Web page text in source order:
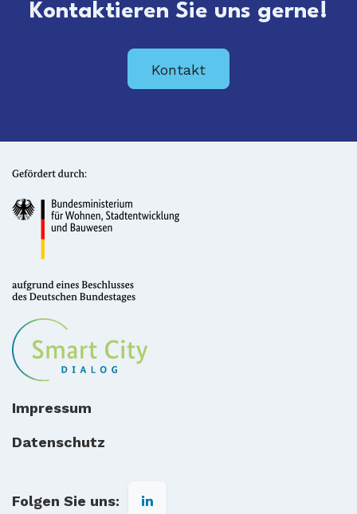
Kontaktieren Sie uns gerne!
Kontakt
Impressum
Datenschutz
Folgen Sie uns: